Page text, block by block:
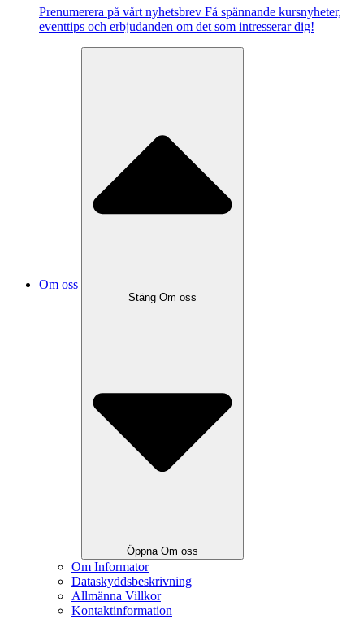
Pre­nu­me­re­ra på vårt ny­hets­brev Få spännande kursnyheter,
eventtips och erbjudanden om det som intresserar dig!
Om oss
Stäng Om oss
Öppna Om oss
Om Informator
Dataskyddsbeskrivning
Allmänna Villkor
Kontaktinformation